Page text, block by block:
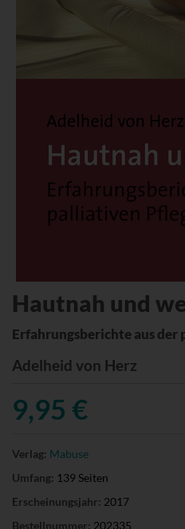
Hautnah und
Erfahrungsberichte aus der
Adelheid von Herz
9,95 €
Verlag: Mabuse
Umfang: 139 Seiten
Erscheinungsjahr: 2017
Bestellnummer: 202335